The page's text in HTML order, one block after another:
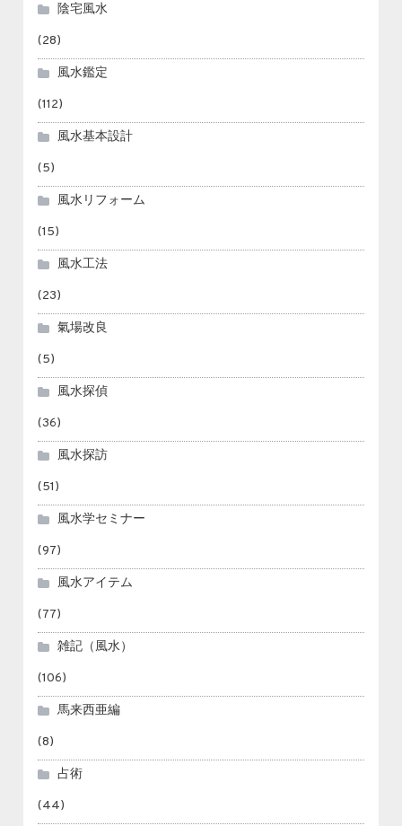
陰宅風水
(28)
風水鑑定
(112)
風水基本設計
(5)
風水リフォーム
(15)
風水工法
(23)
氣場改良
(5)
風水探偵
(36)
風水探訪
(51)
風水学セミナー
(97)
風水アイテム
(77)
雑記（風水）
(106)
馬来西亜編
(8)
占術
(44)